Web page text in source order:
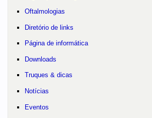
Oftalmologias
Diretório de links
Página de informática
Downloads
Truques & dicas
Notícias
Eventos